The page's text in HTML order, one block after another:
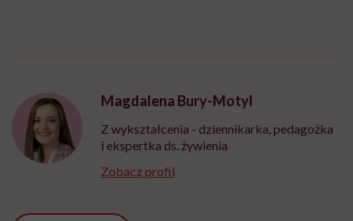
Magdalena Bury-Motyl
Z wykształcenia - dziennikarka, pedagożka
i ekspertka ds. żywienia
Zobacz profil